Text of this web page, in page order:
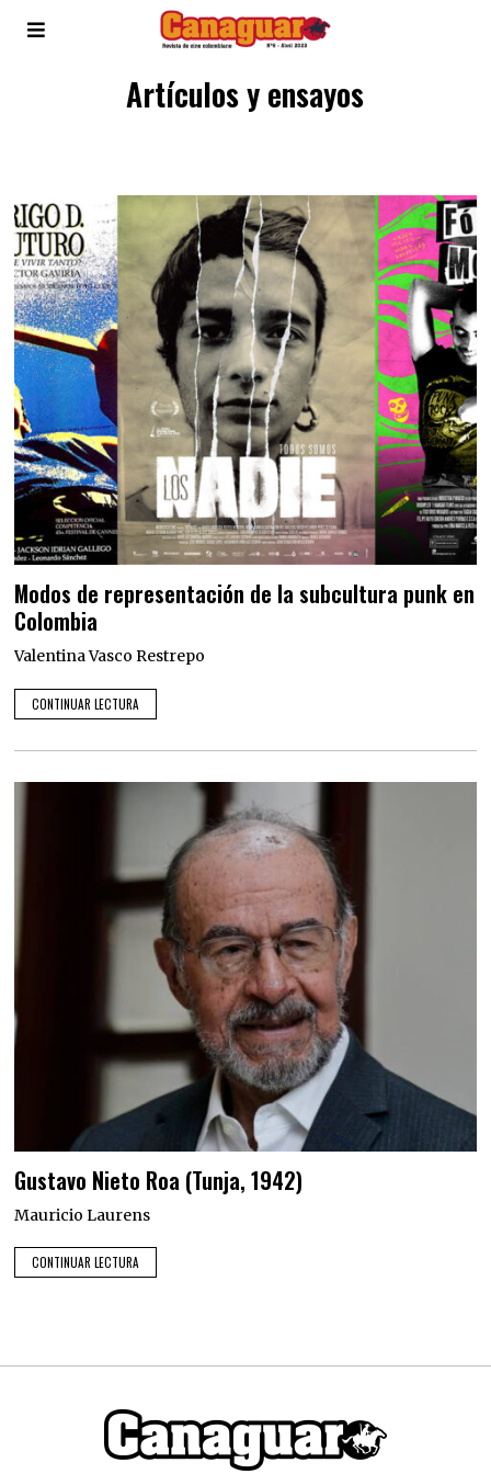
Artículos y ensayos
Modos de representación de la subcultura punk en
Colombia
Valentina Vasco Restrepo
CONTINUAR LECTURA
Gustavo Nieto Roa (Tunja, 1942)
Mauricio Laurens
CONTINUAR LECTURA